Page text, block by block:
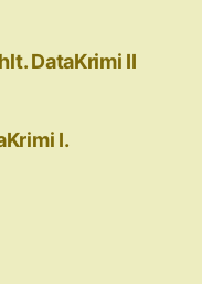
DataKrimi II
I.